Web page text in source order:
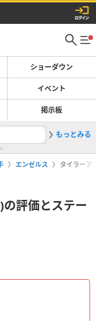
ショーダウン
イベント
掲示板
2最強選
もっとみる
エンゼルス タイラーア
の評価とステー